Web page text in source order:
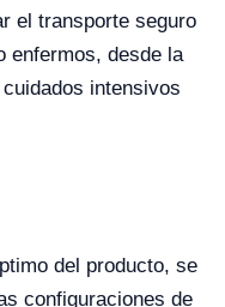
el transporte seguro
enfermos, desde la
intensivos
del producto, se
configuraciones de